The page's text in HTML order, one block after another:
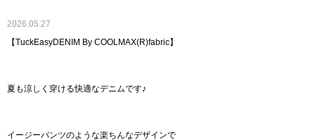
2026.05.27
【TuckEasyDENIM By COOLMAX(R)fabric】
夏も涼しく穿ける快適なデニムです♪
イージーパンツのような楽ちんなデザインで